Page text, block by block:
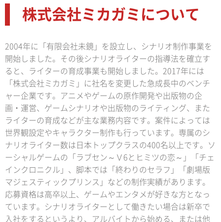
株式会社ミカガミについて
2004年に「有限会社未鏡」を設立し、シナリオ制作事業を
開始しました。その後シナリオライターの指導法を確立す
ると、ライターの育成事業も開始しました。2017年には
「株式会社ミカガミ」に社名を変更した急成長中のベンチ
ャー企業です。アニメやゲームの原作開発や出版物の企
画・運営、ゲームシナリオや出版物のライティング、また
ライターの育成などが主な業務内容です。案件によっては
世界観設定やキャラクター制作も行っています。専属のシ
ナリオライター数は日本トップクラスの400名以上です。ソ
ーシャルゲームの「ラブセン～Ｖ6とヒミツの恋～」「チェ
インクロニクル」、脚本では「終わりのセラフ」「劇場版
マジェスティックプリンス」などの制作実績があります。
応募資格は高卒以上、ゲームやエンタメが好きな方となっ
ています。シナリオライターとして働きたい場合は新卒で
入社をするというより、アルバイトから始める、または他